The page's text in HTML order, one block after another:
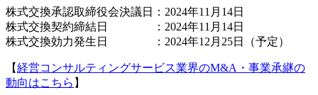
株式交換承認取締役会決議日：2024年11月14日
株式交換契約締結日 ：2024年11月14日
株式交換効力発生日 ：2024年12月25日（予定）
【経営コンサルティングサービス業界のM&A・事業承継の
動向はこちら 】